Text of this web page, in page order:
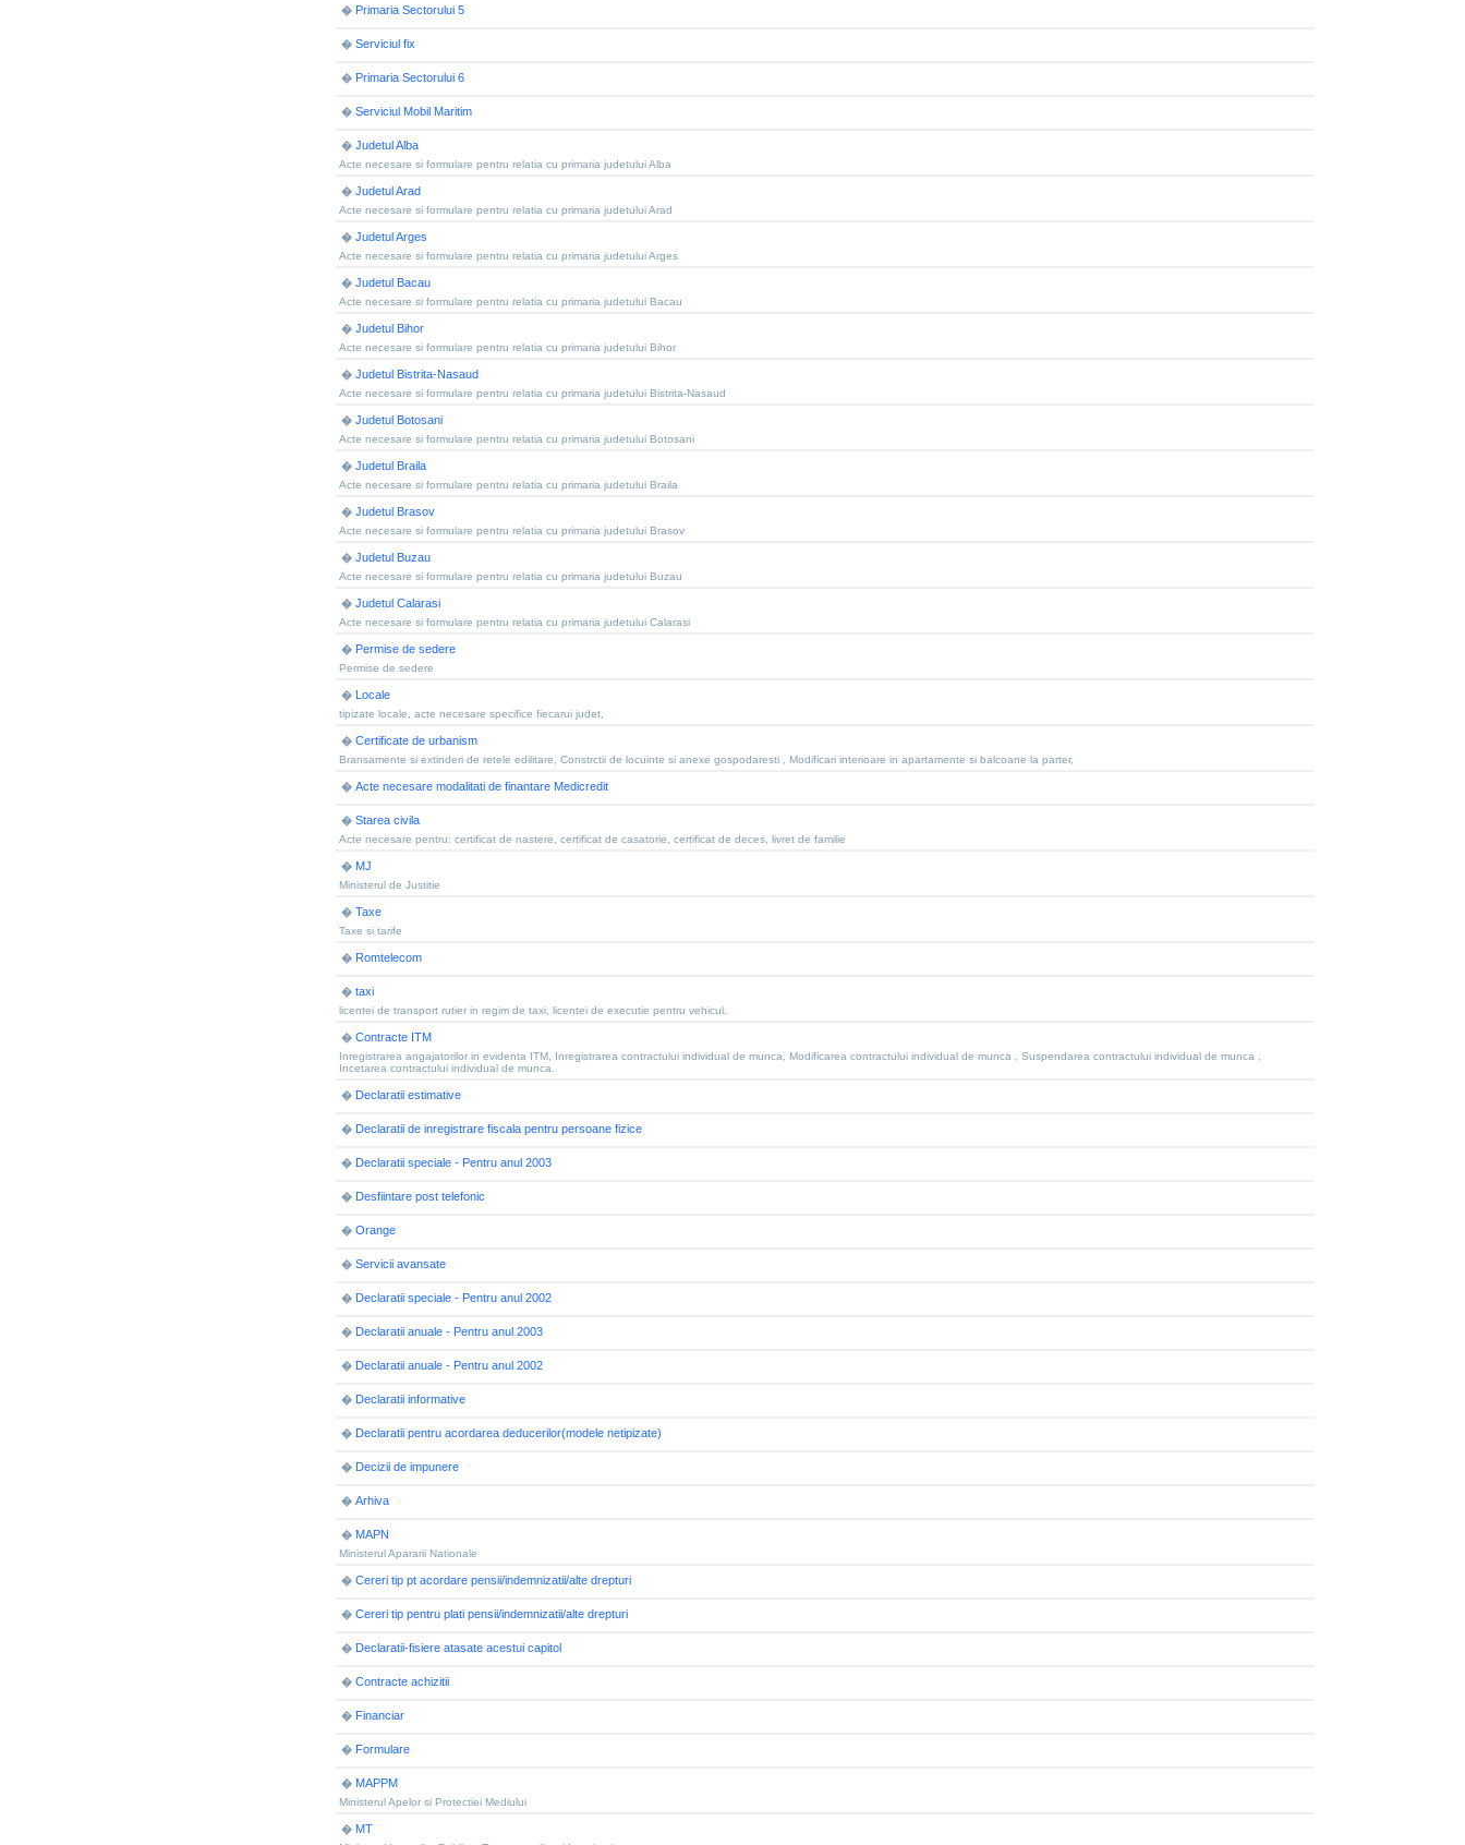
� Primaria Sectorului 5
� Serviciul fix
� Primaria Sectorului 6
� Serviciul Mobil Maritim
� Judetul Alba
Acte necesare si formulare pentru relatia cu primaria judetului Alba
� Judetul Arad
Acte necesare si formulare pentru relatia cu primaria judetului Arad
� Judetul Arges
Acte necesare si formulare pentru relatia cu primaria judetului Arges
� Judetul Bacau
Acte necesare si formulare pentru relatia cu primaria judetului Bacau
� Judetul Bihor
Acte necesare si formulare pentru relatia cu primaria judetului Bihor
� Judetul Bistrita-Nasaud
Acte necesare si formulare pentru relatia cu primaria judetului Bistrita-Nasaud
� Judetul Botosani
Acte necesare si formulare pentru relatia cu primaria judetului Botosani
� Judetul Braila
Acte necesare si formulare pentru relatia cu primaria judetului Braila
� Judetul Brasov
Acte necesare si formulare pentru relatia cu primaria judetului Brasov
� Judetul Buzau
Acte necesare si formulare pentru relatia cu primaria judetului Buzau
� Judetul Calarasi
Acte necesare si formulare pentru relatia cu primaria judetului Calarasi
� Permise de sedere
Permise de sedere
� Locale
tipizate locale, acte necesare specifice fiecarui judet,
� Certificate de urbanism
Bransamente si extinderi de retele edilitare, Constrctii de locuinte si anexe gospodaresti , Modificari interioare in apartamente si balcoane la parter,
� Acte necesare modalitati de finantare Medicredit
� Starea civila
Acte necesare pentru: certificat de nastere, certificat de casatorie, certificat de deces, livret de familie
� MJ
Ministerul de Justitie
� Taxe
Taxe si tarife
� Romtelecom
� taxi
licentei de transport rutier in regim de taxi, licentei de executie pentru vehicul.
� Contracte ITM
Inregistrarea angajatorilor in evidenta ITM, Inregistrarea contractului individual de munca, Modificarea contractului individual de munca , Suspendarea contractului individual de munca ,
Incetarea contractului individual de munca.
� Declaratii estimative
� Declaratii de inregistrare fiscala pentru persoane fizice
� Declaratii speciale - Pentru anul 2003
� Desfiintare post telefonic
� Orange
� Servicii avansate
� Declaratii speciale - Pentru anul 2002
� Declaratii anuale - Pentru anul 2003
� Declaratii anuale - Pentru anul 2002
� Declaratii informative
� Declaratii pentru acordarea deducerilor(modele netipizate)
� Decizii de impunere
� Arhiva
� MAPN
Ministerul Apararii Nationale
� Cereri tip pt acordare pensii/indemnizatii/alte drepturi
� Cereri tip pentru plati pensii/indemnizatii/alte drepturi
� Declaratii-fisiere atasate acestui capitol
� Contracte achizitii
� Financiar
� Formulare
� MAPPM
Ministerul Apelor si Protectiei Mediului
� MT